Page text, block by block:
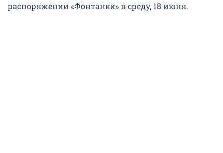
распоряжении «Фонтанки» в среду, 18 июня.